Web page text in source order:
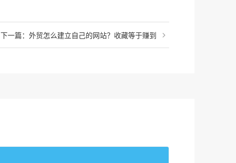
下一篇：外贸怎么建立自己的网站？收藏等于赚到